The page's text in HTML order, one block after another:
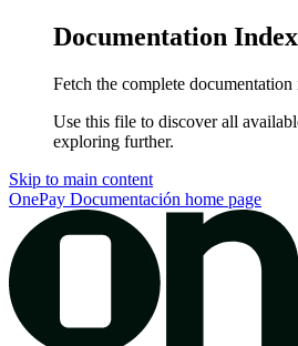
Documentation Index
Fetch the complete documentation
Use this file to discover all
exploring further.
Skip to main content
OnePay Documentación home page